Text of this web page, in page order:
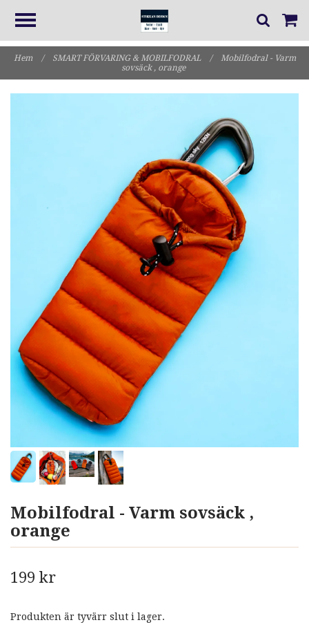
Hem / SMART FÖRVARING & MOBILFODRAL /
Mobilfodral - Varm
sovsäck , orange
Mobilfodral - Varm sovsäck ,
orange
199 kr
Produkten är tyvärr slut i lager.